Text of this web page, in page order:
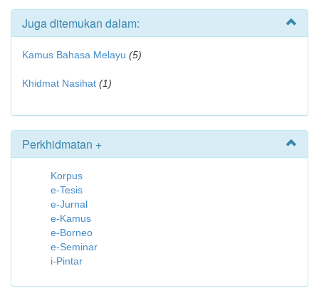
Juga ditemukan dalam:
Kamus Bahasa Melayu (5)
Khidmat Nasihat (1)
Perkhidmatan +
Korpus
e-Tesis
e-Jurnal
e-Kamus
e-Borneo
e-Seminar
i-Pintar